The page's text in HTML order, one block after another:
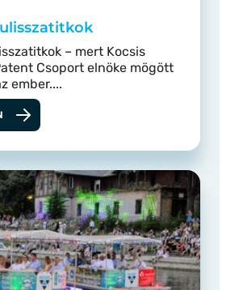
– mert Kocsis
Csoport elnöke mögött
ember....